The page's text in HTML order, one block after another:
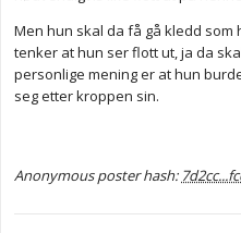
Men hun skal da få gå kledd som
tenker at hun ser flott ut, ja da
personlige mening er at hun
seg etter kroppen sin.
Anonymous poster hash: